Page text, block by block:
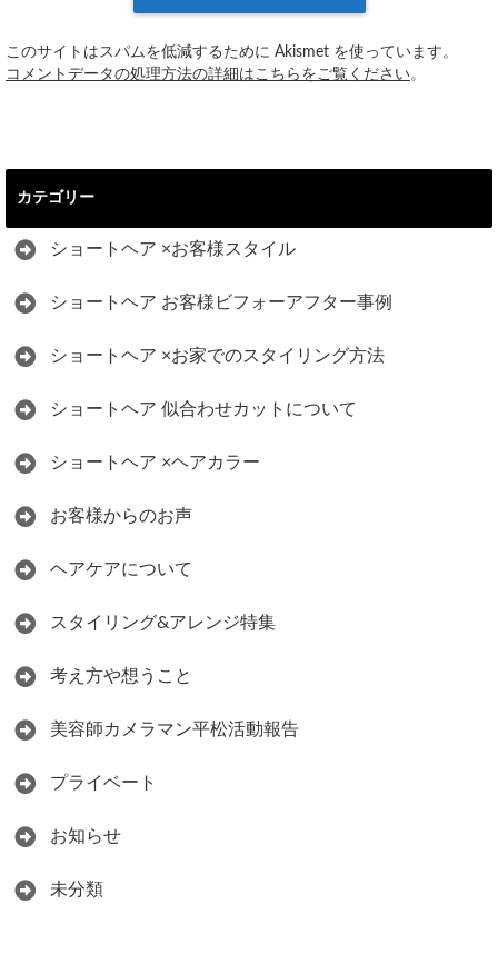
このサイトはスパムを低減するために Akismet を使っています。
コメントデータの処理方法の詳細はこちらをご覧ください。
カテゴリー
ショートヘア ×お客様スタイル
ショートヘア お客様ビフォーアフター事例
ショートヘア ×お家でのスタイリング方法
ショートヘア 似合わせカットについて
ショートヘア ×ヘアカラー
お客様からのお声
ヘアケアについて
スタイリング&アレンジ特集
考え方や想うこと
美容師カメラマン平松活動報告
プライベート
お知らせ
未分類